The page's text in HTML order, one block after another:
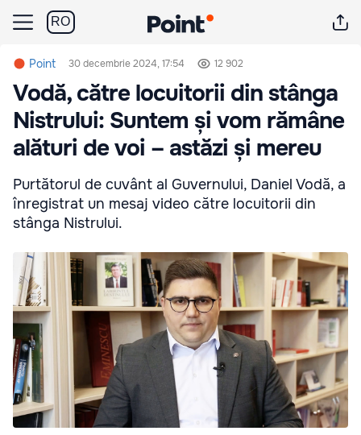
RO
Point 30 decembrie 2024, 17:54 12 902
Vodă, către locuitorii din stânga
Nistrului: Suntem și vom rămâne
alături de voi – astăzi și mereu
Purtătorul de cuvânt al Guvernului, Daniel Vodă, a
înregistrat un mesaj video către locuitorii din
stânga Nistrului.